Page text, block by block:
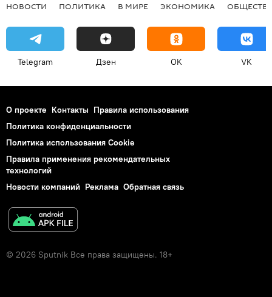
НОВОСТИ ПОЛИТИКА В МИРЕ ЭКОНОМИКА
Telegram Дзен OK VK
О проекте Контакты Правила использования
Политика конфиденциальности
Политика использования Cookie
Правила применения рекомендательных
технологий
Новости компаний Реклама Обратная связь
© 2026 Sputnik Все права защищены. 18+